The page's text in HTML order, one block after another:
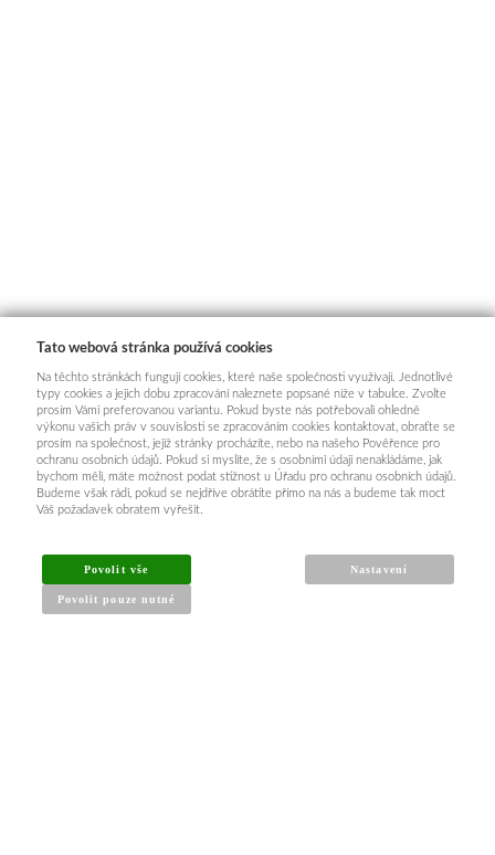
Tato webová stránka používá cookies
Na těchto stránkách fungují cookies, které naše společnosti využívají. Jednotlivé
typy cookies a jejich dobu zpracování naleznete popsané níže v tabulce. Zvolte
prosím Vámi preferovanou variantu. Pokud byste nás potřebovali ohledně
výkonu vašich práv v souvislosti se zpracováním cookies kontaktovat, obraťte se
prosím na společnost, jejíž stránky procházíte, nebo na našeho Pověřence pro
ochranu osobních údajů. Pokud si myslíte, že s osobními údaji nenakládáme, jak
bychom měli, máte možnost podat stížnost u Úřadu pro ochranu osobních údajů.
Budeme však rádi, pokud se nejdříve obrátíte přímo na nás a budeme tak moct
Váš požadavek obratem vyřešit.
Povolit vše
Povolit pouze nutné
Nastavení